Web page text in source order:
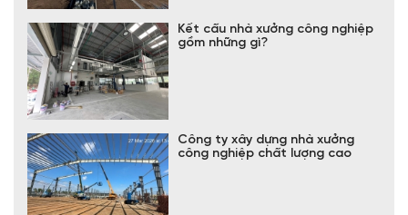
Kết cấu nhà xưởng công nghiệp
gồm những gì?
Công ty xây dựng nhà xưởng
công nghiệp chất lượng cao